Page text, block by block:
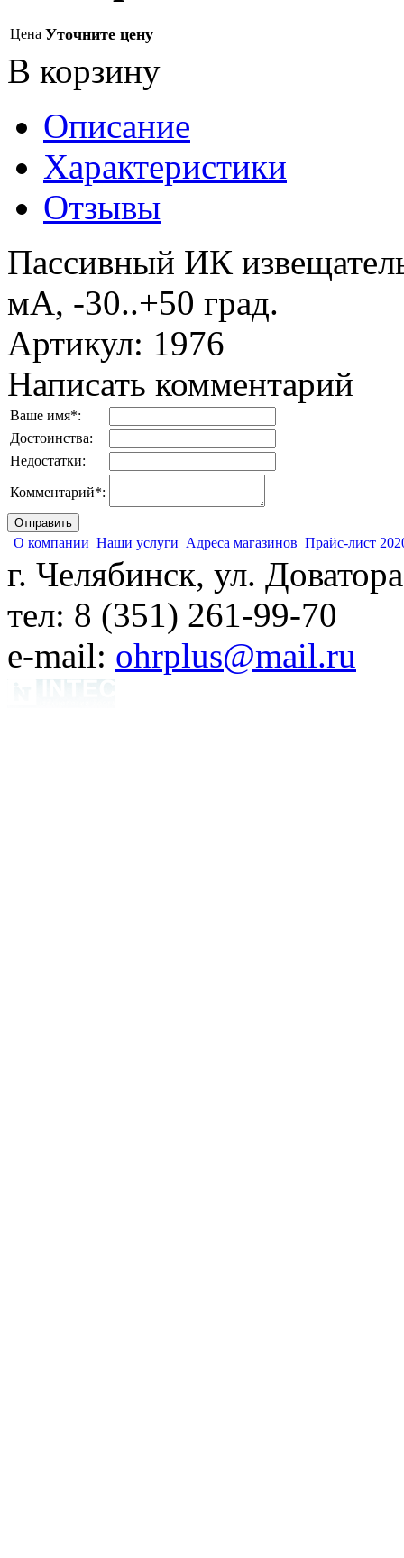
Цена Уточните цену
В корзину
Описание
Характеристики
Отзывы
Пассивный ИК
мА, -30..+50 град.
Артикул: 1976
Написать комментарий
Ваше имя*:
Достоинства:
Недостатки:
Комментарий*:
О компании Наши услуги Адреса магазинов Прайс-лист
г. Челябинск, ул.
тел: 8 (351) 261-99-70
e-mail: ohrplus@mail.ru